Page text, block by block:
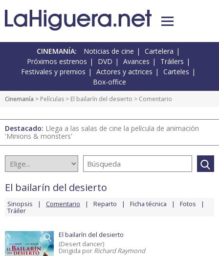
CINEMANÍA: Noticias de cine
Cartelera
Próximos estrenos
DVD Avances
Tráilers
Festivales y premios
Actores y actrices
Carteles
Box-office
Cinemanía > Películas > El bailarín del desierto > Comentario
Destacado: Llega a las salas de cine la película de animación
'Minions & monsters'
El bailarín del desierto
Sinopsis Comentario Reparto Ficha técnica Fotos
Tráiler
El bailarín del desierto
(Desert dancer)
Dirigida por Richard Raymond